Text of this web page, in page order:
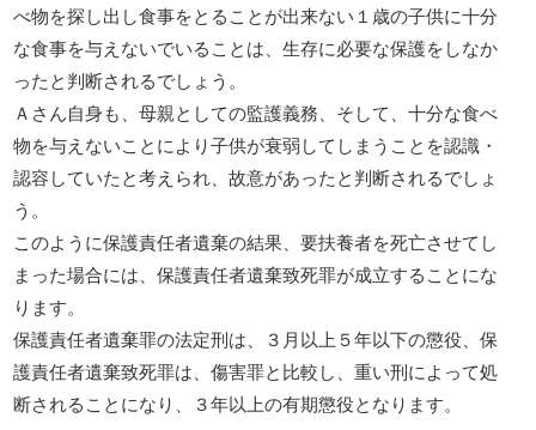
べ物を探し出し食事をとることが出来ない１歳の子供に十分
な食事を与えないでいることは、生存に必要な保護をしなか
ったと判断されるでしょう。
Ａさん自身も、母親としての監護義務、そして、十分な食べ
物を与えないことにより子供が衰弱してしまうことを認識・
認容していたと考えられ、故意があったと判断されるでしょ
う。
このように保護責任者遺棄の結果、要扶養者を死亡させてし
まった場合には、保護責任者遺棄致死罪が成立することにな
ります。
保護責任者遺棄罪の法定刑は、３月以上５年以下の懲役、保
護責任者遺棄致死罪は、傷害罪と比較し、重い刑によって処
断されることになり、３年以上の有期懲役となります。